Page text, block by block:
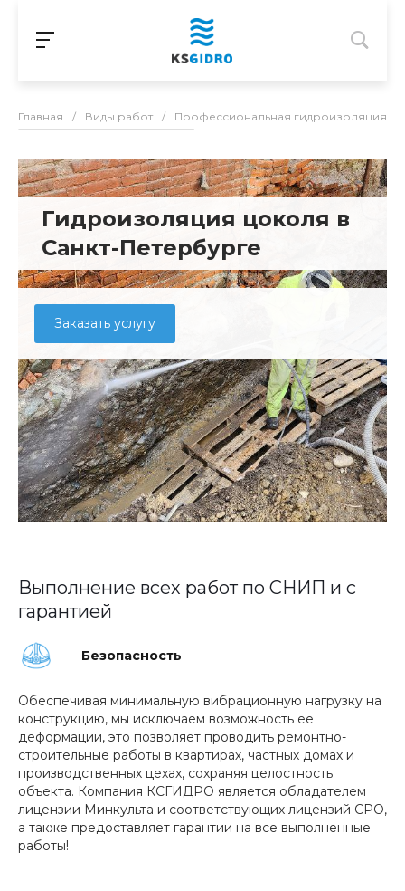
Главная / Виды работ / Профессиональная гидроизоляция в
Гидроизоляция цоколя в
Санкт-Петербурге
Заказать услугу
Выполнение всех работ по СНИП и с
гарантией
Безопасность
Обеспечивая минимальную вибрационную нагрузку на
конструкцию, мы исключаем возможность ее
деформации, это позволяет проводить ремонтно-
строительные работы в квартирах, частных домах и
производственных цехах, сохраняя целостность
объекта. Компания КСГИДРО является обладателем
лицензии Минкульта и соответствующих лицензий СРО,
а также предоставляет гарантии на все выполненные
работы!